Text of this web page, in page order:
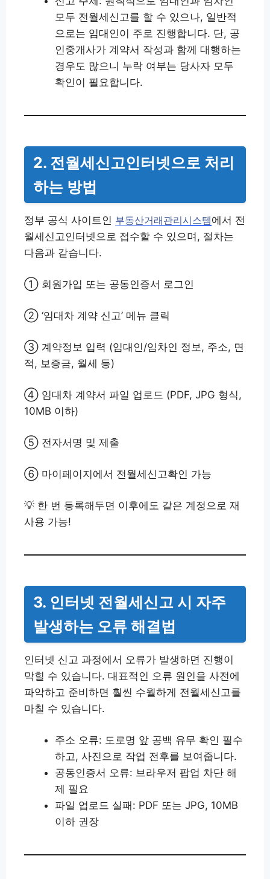
모두 전월세신고를 할 수 있으나, 일반적
으로는 임대인이 주로 진행합니다. 단, 공
인중개사가 계약서 작성과 함께 대행하는
경우도 많으니 누락 여부는 당사자 모두
확인이 필요합니다.
2. 전월세신고인터넷으로 처리
하는 방법
정부 공식 사이트인 부동산거래관리시스템에서 전
월세신고인터넷으로 접수할 수 있으며, 절차는
다음과 같습니다.
① 회원가입 또는 공동인증서 로그인
② ‘임대차 계약 신고’ 메뉴 클릭
③ 계약정보 입력 (임대인/임차인 정보, 주소, 면
적, 보증금, 월세 등)
④ 임대차 계약서 파일 업로드 (PDF, JPG 형식,
10MB 이하)
⑤ 전자서명 및 제출
⑥ 마이페이지에서 전월세신고확인 가능
💡 한 번 등록해두면 이후에도 같은 계정으로 재
사용 가능!
3. 인터넷 전월세신고 시 자주
발생하는 오류 해결법
인터넷 신고 과정에서 오류가 발생하면 진행이
막힐 수 있습니다. 대표적인 오류 원인을 사전에
파악하고 준비하면 훨씬 수월하게 전월세신고를
마칠 수 있습니다.
주소 오류: 도로명 앞 공백 유무 확인 필수
하고, 사진으로 작업 전후를 보여줍니다.
공동인증서 오류: 브라우저 팝업 차단 해
제 필요
파일 업로드 실패: PDF 또는 JPG, 10MB
이하 권장